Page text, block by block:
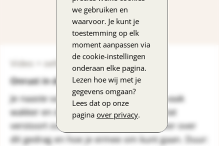
we gebruiken en
waarvoor. Je kunt je
toestemming op elk
moment aanpassen via
de cookie-instellingen
onderaan elke pagina.
Lezen hoe wij met je
gegevens omgaan?
Lees dat op onze
pagina over privacy.
Onrust in de nacht
Video + oefening
Je naaste valt moeilijk in slaap, wordt vaak
wakker en dwaalt dan door het huis. Dat
verstoort ook jouw nachtrust. Leer meer over
dit gedrag en hoe je ermee om kunt gaan. Duur: